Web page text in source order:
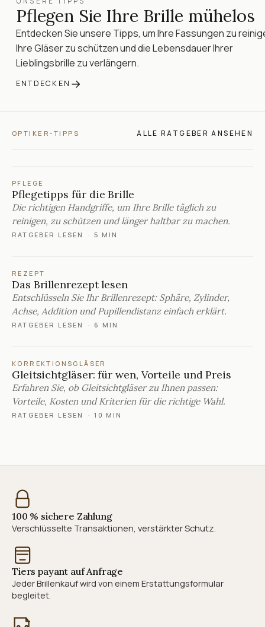
Pflegen Sie Ihre Brille mühelos
Entdecken Sie unsere Tipps, um Ihre Fassungen zu
Ihre Gläser zu schützen und die Lebensdauer Ihrer
Lieblingsbrille zu verlängern.
ENTDECKEN →
OPTIKER-TIPPS ALLE RATGEBER ANSEHEN
PFLEGE
Pflegetipps für die Brille
Die richtigen Handgriffe, um Ihre Brille täglich zu
reinigen, zu schützen und länger haltbar zu machen.
RATGEBER LESEN · 5 MIN
REZEPT
Das Brillenrezept lesen
Entschlüsseln Sie Ihr Brillenrezept: Sphäre, Zylinder,
Achse, Addition und Pupillendistanz einfach erklärt.
RATGEBER LESEN · 6 MIN
KORREKTIONSGLÄSER
Gleitsichtgläser: für wen, Vorteile und Preis
Erfahren Sie, ob Gleitsichtgläser zu Ihnen passen:
Vorteile, Kosten und Kriterien für die richtige Wahl.
RATGEBER LESEN · 10 MIN
100 % sichere Zahlung
Verschlüsselte Transaktionen, verstärkter Schutz.
Tiers payant auf Anfrage
Jeder Brillenkauf wird von einem Erstattungsformular
begleitet.